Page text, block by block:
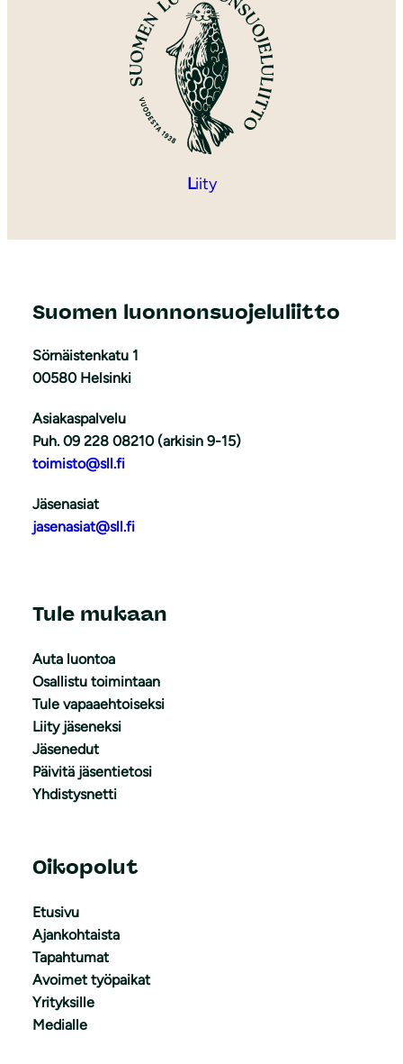
Liity
Suomen luonnonsuojeluliitto
Sörnäistenkatu 1
00580 Helsinki
Asiakaspalvelu
Puh. 09 228 08210 (arkisin 9-15)
toimisto@sll.fi
Jäsenasiat
jasenasiat@sll.fi
Tule mukaan
Auta luontoa
Osallistu toimintaan
Tule vapaaehtoiseksi
Liity jäseneksi
Jäsenedut
Päivitä jäsentietosi
Yhdistysnetti
Oikopolut
Etusivu
Ajankohtaista
Tapahtumat
Avoimet työpaikat
Yrityksille
Medialle